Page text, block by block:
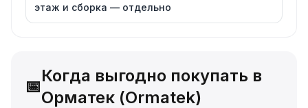
этаж и сборка — отдельно
📅
Когда выгодно покупать в
Орматек (Ormatek)